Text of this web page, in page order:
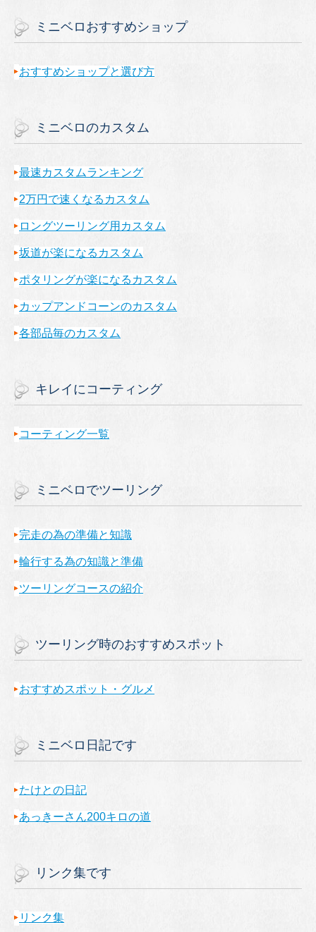
ミニベロおすすめショップ
おすすめショップと選び方
ミニベロのカスタム
最速カスタムランキング
2万円で速くなるカスタム
ロングツーリング用カスタム
坂道が楽になるカスタム
ポタリングが楽になるカスタム
カップアンドコーンのカスタム
各部品毎のカスタム
キレイにコーティング
コーティング一覧
ミニベロでツーリング
完走の為の準備と知識
輪行する為の知識と準備
ツーリングコースの紹介
ツーリング時のおすすめスポット
おすすめスポット・グルメ
ミニベロ日記です
たけとの日記
あっきーさん200キロの道
リンク集です
リンク集